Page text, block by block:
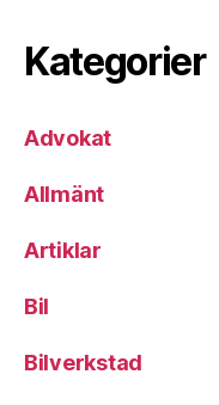
Kategorier
Advokat
Allmänt
Artiklar
Bil
Bilverkstad